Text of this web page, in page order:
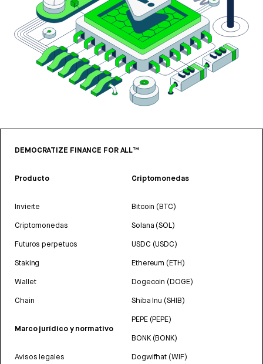
DEMOCRATIZE FINANCE FOR ALL™
Producto
Invierte
Criptomonedas
Futuros perpetuos
Staking
Wallet
Chain
Marco jurídico y normativo
Avisos legales
Criptomonedas
Bitcoin (BTC)
Solana (SOL)
USDC (USDC)
Ethereum (ETH)
Dogecoin (DOGE)
Shiba Inu (SHIB)
PEPE (PEPE)
BONK (BONK)
Dogwifhat (WIF)